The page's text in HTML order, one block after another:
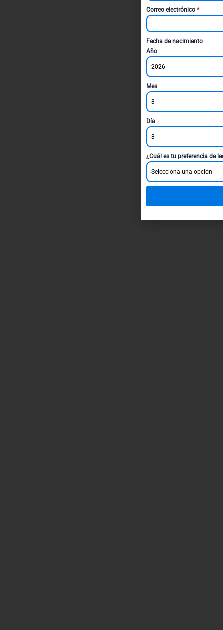
Correo electrónico *
Fecha de nacimiento
Año
2026
Mes
8
Día
8
¿Cuál es tu preferencia de
Selecciona una opción